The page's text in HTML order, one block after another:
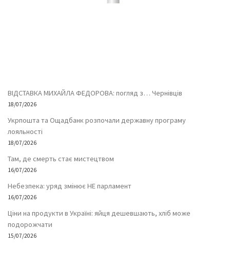
ВІДСТАВКА МИХАЙЛА ФЕДОРОВА: погляд з… Чернівців
18/07/2026
Укрпошта та Ощадбанк розпочали державну програму
лояльності
18/07/2026
Там, де смерть стає мистецтвом
16/07/2026
Небезпека: уряд змінює НЕ парламент
16/07/2026
Ціни на продукти в Україні: яйця дешевшають, хліб може
подорожчати
15/07/2026